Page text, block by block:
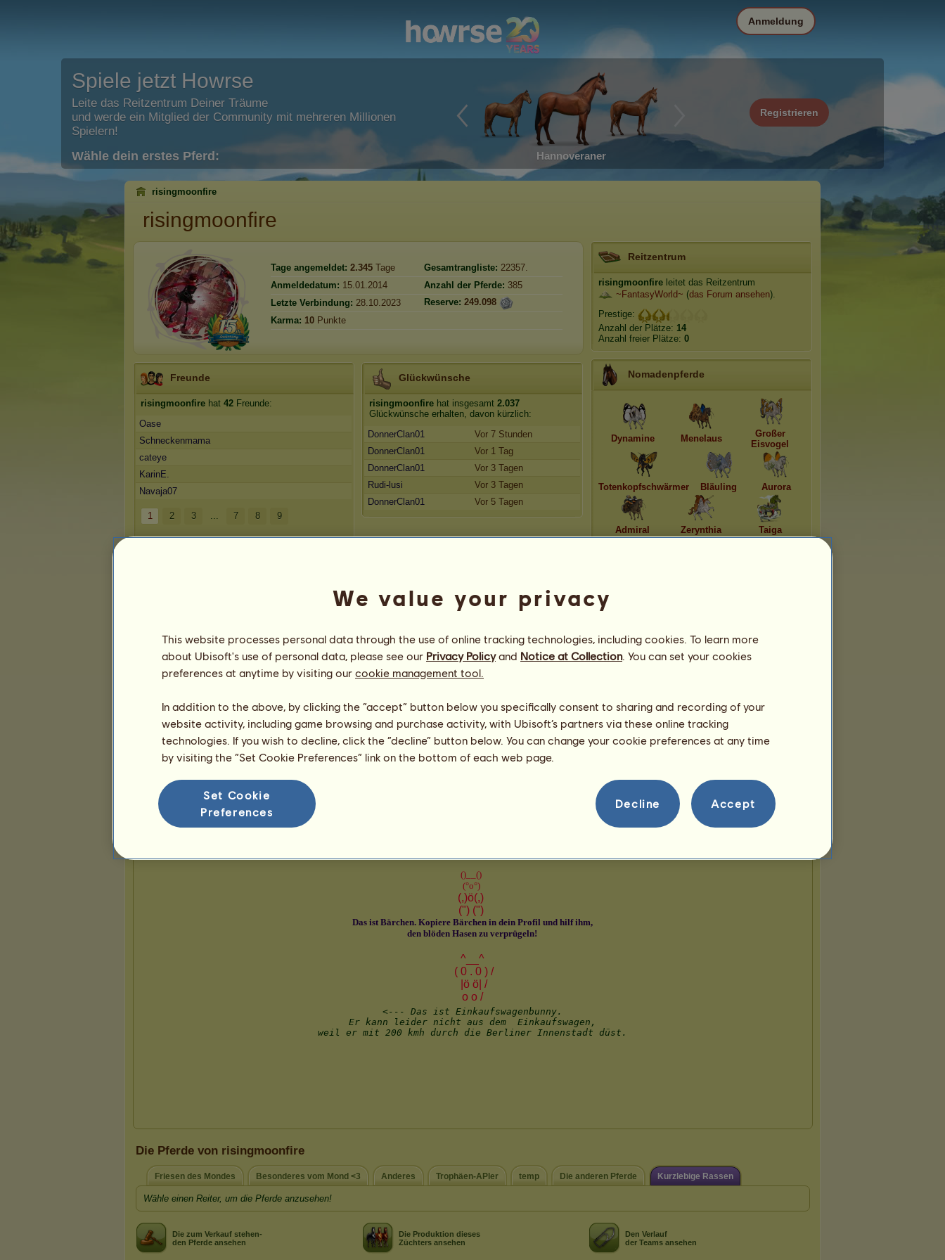
Spiele jetzt Howrse
Leite das Reitzentrum Deiner Träume
und werde ein Mitglied der Community mit mehreren Millionen
Spielern!
Wähle dein erstes Pferd: Hannoveraner
Registrieren
Anmeldung
risingmoonfire
risingmoonfire
Tage angemeldet: 2.345 Tage Gesamtrangliste: 22357.
Anmeldedatum: 15.01.2014 Anzahl der Pferde: 385
Letzte Verbindung: 28.10.2023 Reserve: 249.098
Karma: 10 Punkte
Freunde
risingmoonfire hat 42 Freunde:
Oase
Schneckenmama
cateye
KarinE.
Navaja07
1 2 3 ... 7 8 9
Glückwünsche
risingmoonfire hat insgesamt 2.037
Glückwünsche erhalten, davon kürzlich:
DonnerClan01
Vor 7 Stunden
DonnerClan01
Vor 1 Tag
DonnerClan01
Vor 3 Tagen
Rudi-lusi
Vor 3 Tagen
DonnerClan01
Vor 5 Tagen
Reitzentrum
risingmoonfire leitet das Reitzentrum
~FantasyWorld~ (das Forum ansehen).
Prestige:
Anzahl der Plätze: 14
Anzahl freier Plätze: 0
Nomadenpferde
Dynamine Menelaus
Großer
Eisvogel
Totenkopfschwärmer Bläuling Aurora
Admiral Zerynthia Taiga
Präsentation
Die Pferde von risingmoonfire
Friesen des Mondes Besonderes vom Mond <3 Anderes Trophäen-APler temp Die anderen Pferde Kurzlebige Rassen
Wähle einen Reiter, um die Pferde anzusehen!
Die zum Verkauf stehen-
den Pferde ansehen
Die Produktion dieses
Züchters ansehen
Den Verlauf
der Teams ansehen
We value your privacy
This website processes personal data through the use of online tracking technologies, including cookies. To learn more
about Ubisoft's use of personal data, please see our Privacy Policyand Notice at Collection. You can set your cookies
preferences at anytime by visiting our cookie management tool.
In addition to the above, by clicking the “accept” button below you specifically consent to sharing and recording of your
website activity, including game browsing and purchase activity, with Ubisoft’s partners via these online tracking
technologies. If you wish to decline, click the “decline” button below. You can change your cookie preferences at any time
by visiting the “Set Cookie Preferences” link on the bottom of each web page.
Set Cookie
Preferences
Decline Accept